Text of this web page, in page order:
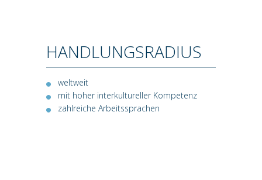
HANDLUNGSRADIUS
weltweit
mit hoher interkultureller Kompetenz
zahlreiche Arbeitssprachen